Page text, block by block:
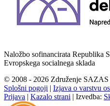
Naložbo sofinancirata Republika
Evropskega socialnega sklada
© 2008 - 2026 Združenje SAZAS
Splošni pogoji | Izjava o varstvu
Prijava | Kazalo strani | Izvedba: